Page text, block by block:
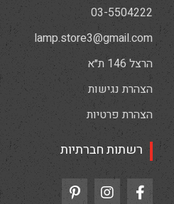
03-5504222
lamp.store3@gmail.com
הרצל 146 ת״א
הצהרת נגישות
הצהרת פרטיות
רשתות חברתיות